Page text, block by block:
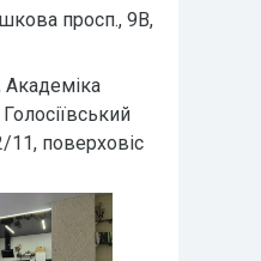
просп., 9В,
Академіка
поверховіс